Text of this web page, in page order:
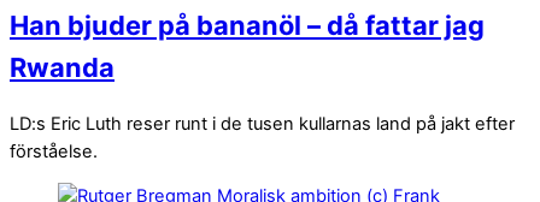
Han bjuder på bananöl – då fattar jag
Rwanda
LD:s Eric Luth reser runt i de tusen kullarnas land på jakt efter
förståelse.